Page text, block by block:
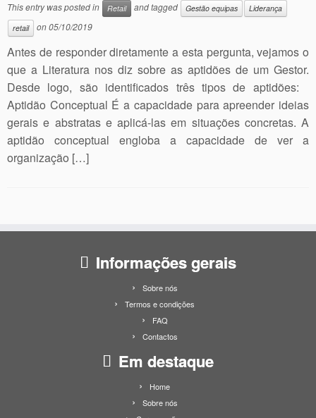
This entry was posted in Retail and tagged Gestão equipas
Liderança
retail
on05/10/2019
Antes de responder diretamente a esta pergunta, vejamos o
que a Literatura nos diz sobre as aptidões de um Gestor.
Desde logo, são identificados três tipos de aptidões:
Aptidão Conceptual É a capacidade para apreender ideias
gerais e abstratas e aplicá-las em situações concretas. A
aptidão conceptual engloba a capacidade de ver a
organização […]
Informações gerais
Sobre nós
Termos e condições
FAQ
Contactos
Em destaque
Home
Sobre nós